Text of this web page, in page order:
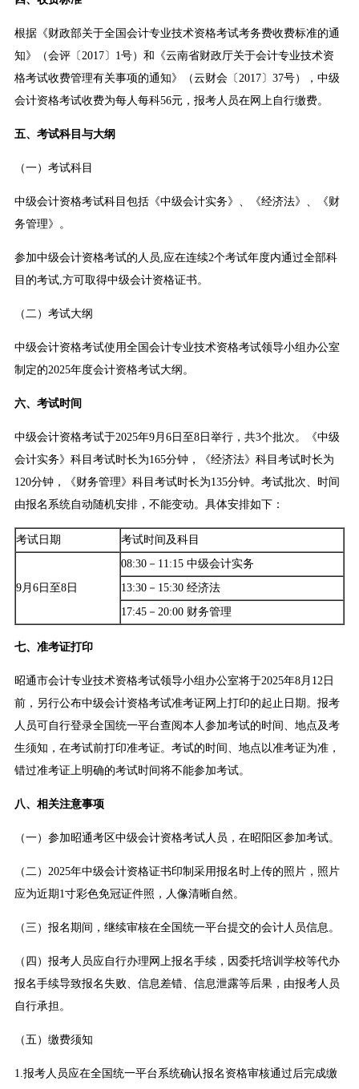
根据《财政部关于全国会计专业技术资格考试考务费收费标准的通
知》（会评〔2017〕1号）和《云南省财政厅关于会计专业技术资
格考试收费管理有关事项的通知》（云财会〔2017〕37号），中级
会计资格考试收费为每人每科56元，报考人员在网上自行缴费。
五、考试科目与大纲
（一）考试科目
中级会计资格考试科目包括《中级会计实务》、《经济法》、《财
务管理》。
参加中级会计资格考试的人员,应在连续2个考试年度内通过全部科
目的考试,方可取得中级会计资格证书。
（二）考试大纲
中级会计资格考试使用全国会计专业技术资格考试领导小组办公室
制定的2025年度会计资格考试大纲。
六、考试时间
中级会计资格考试于2025年9月6日至8日举行，共3个批次。《中级
会计实务》科目考试时长为165分钟，《经济法》科目考试时长为
120分钟，《财务管理》科目考试时长为135分钟。考试批次、时间
由报名系统自动随机安排，不能变动。具体安排如下：
考试日期 考试时间及科目
9月6日至8日
08:30－11:15 中级会计实务
13:30－15:30 经济法
17:45－20:00 财务管理
七、准考证打印
昭通市会计专业技术资格考试领导小组办公室将于2025年8月12日
前，另行公布中级会计资格考试准考证网上打印的起止日期。报考
人员可自行登录全国统一平台查阅本人参加考试的时间、地点及考
生须知，在考试前打印准考证。考试的时间、地点以准考证为准，
错过准考证上明确的考试时间将不能参加考试。
八、相关注意事项
（一）参加昭通考区中级会计资格考试人员，在昭阳区参加考试。
（二）2025年中级会计资格证书印制采用报名时上传的照片，照片
应为近期1寸彩色免冠证件照，人像清晰自然。
（三）报名期间，继续审核在全国统一平台提交的会计人员信息。
（四）报考人员应自行办理网上报名手续，因委托培训学校等代办
报名手续导致报名失败、信息差错、信息泄露等后果，由报考人员
自行承担。
（五）缴费须知
1.报考人员应在全国统一平台系统确认报名资格审核通过后完成缴